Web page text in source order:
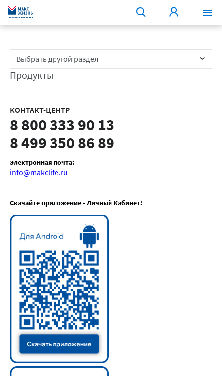
Продукты
Выбрать другой раздел
КОНТАКТ-ЦЕНТР
8 800 333 90 13
8 499 350 86 89
Электронная почта:
info@makclife.ru
Скачайте приложение - Личный Кабинет: